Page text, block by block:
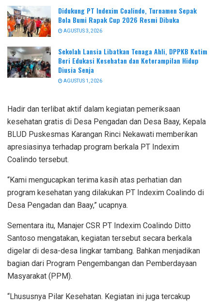
Didukung PT Indexim Coalindo, Turnamen Sepak
Bola Bumi Rapak Cup 2026 Resmi Dibuka
AGUSTUS 3, 2026
Sekolah Lansia Libatkan Tenaga Ahli, DPPKB Kutim
Beri Edukasi Kesehatan dan Keterampilan Hidup
Diusia Senja
AGUSTUS 1, 2026
Hadir dan terlibat aktif dalam kegiatan pemeriksaan
kesehatan gratis di Desa Pengadan dan Desa Baay, Kepala
BLUD Puskesmas Karangan Rinci Nekawati memberikan
apresiasinya terhadap program berkala PT Indexim
Coalindo tersebut.
“Kami mengucapkan terima kasih atas perhatian dan
program kesehatan yang dilakukan PT Indexim Coalindo di
Desa Pengadan dan Baay,” ucapnya.
Sementara itu, Manajer CSR PT Indexim Coalindo Ditto
Santoso mengatakan, kegiatan tersebut secara berkala
digelar di desa-desa lingkar tambang. Bahkan menjadikan
bagian dari Program Pengembangan dan Pemberdayaan
Masyarakat (PPM).
“Lhususnya Pilar Kesehatan. Kegiatan ini juga tercakup